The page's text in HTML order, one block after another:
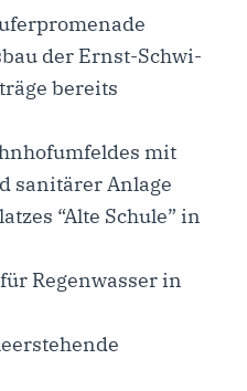
der Ernst-Schwi­­
bereits
mit
sani­tä­rer Anlage
“Alte Schu­le” in
Regen­was­ser in